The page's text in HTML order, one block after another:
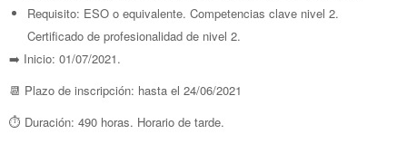
Requisito: ESO o equivalente. Competencias clave nivel 2.
Certificado de profesionalidad de nivel 2.
➡️ Inicio: 01/07/2021.
📆 Plazo de inscripción: hasta el 24/06/2021
⏱ Duración: 490 horas. Horario de tarde.